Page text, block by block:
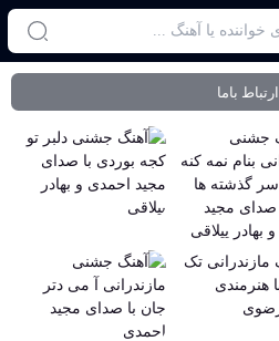
ارتباط باما